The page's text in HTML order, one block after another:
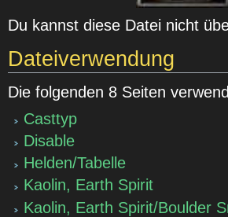
Du kannst diese Datei nicht
Dateiverwendung
Die folgenden 8 Seiten
Casttyp
Disable
Helden/Tabelle
Kaolin, Earth Spirit
Kaolin, Earth Spirit/Boulder